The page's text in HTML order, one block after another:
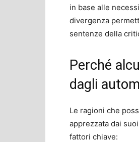
in base alle
divergenza
sentenze della
Perché
dagli
Le ragioni che
apprezzata dai
fattori chiave: